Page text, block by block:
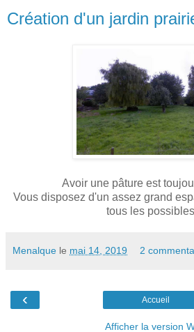
Création d'un jardin
Avoir une pâture est
Vous disposez d'un assez grand
tous les
Menalque le mai 14, 2019 2
‹ Accueil
Afficher la version